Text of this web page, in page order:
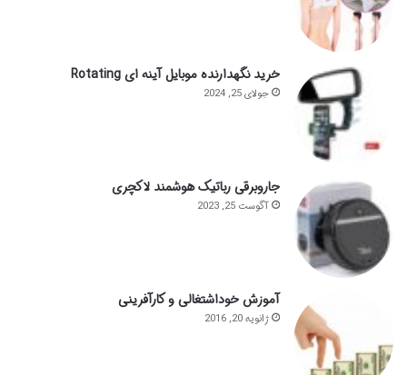
خرید نگهدارنده موبایل آینه ای Rotating
جولای 25, 2024
جاروبرقی رباتیک هوشمند لاکچری
آگوست 25, 2023
آموزش خوداشتغالی و کارآفرینی
ژانویه 20, 2016